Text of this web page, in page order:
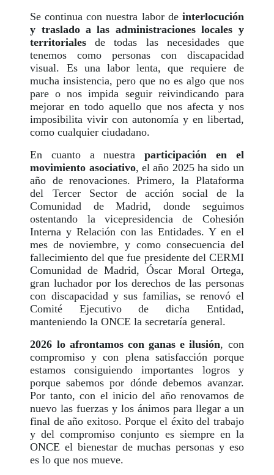
Se continua con nuestra labor de interlocución
y traslado a las administraciones locales y
territoriales de todas las necesidades que
tenemos como personas con discapacidad
visual. Es una labor lenta, que requiere de
mucha insistencia, pero que no es algo que nos
pare o nos impida seguir reivindicando para
mejorar en todo aquello que nos afecta y nos
imposibilita vivir con autonomía y en libertad,
como cualquier ciudadano.
En cuanto a nuestraparticipación en el
movimiento asociativo, el año 2025 ha sido un
año de renovaciones. Primero, la Plataforma
del Tercer Sector de acción social de la
Comunidad de Madrid, donde seguimos
ostentando la vicepresidencia de Cohesión
Interna y Relación con las Entidades. Y en el
mes de noviembre, y como consecuencia del
fallecimiento del que fue presidente del CERMI
Comunidad de Madrid, Óscar Moral Ortega,
gran luchador por los derechos de las personas
con discapacidad y sus familias, se renovó el
Comité Ejecutivo de dicha Entidad,
manteniendo la ONCE la secretaría general.
2026 lo afrontamos con ganas e ilusión, con
compromiso y con plena satisfacción porque
estamos consiguiendo importantes logros y
porque sabemos por dónde debemos avanzar.
Por tanto, con el inicio del año renovamos de
nuevo las fuerzas y los ánimos para llegar a un
final de año exitoso. Porque el éxito del trabajo
y del compromiso conjunto es siempre en la
ONCE el bienestar de muchas personas y eso
es lo que nos mueve.